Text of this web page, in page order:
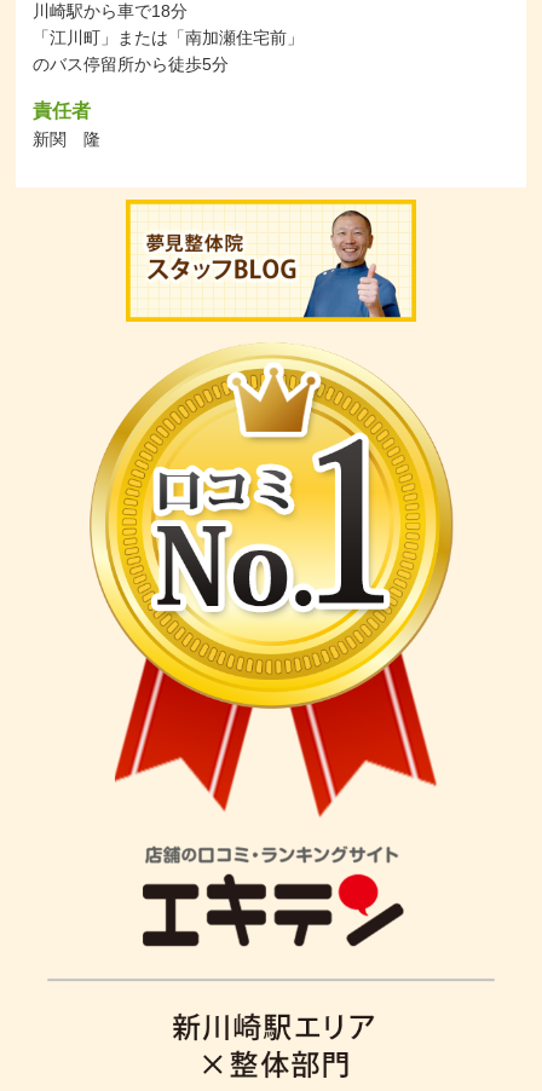
川崎駅から車で18分
「江川町」または「南加瀬住宅前」
のバス停留所から徒歩5分
責任者
新関 隆